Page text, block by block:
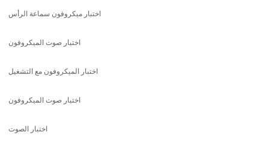
اختبار ميكروفون سماعة الرأس
اختبار صوت الميكروفون
اختبار الميكروفون مع التشغيل
اختبار صوت الميكروفون
اختبار الصوت